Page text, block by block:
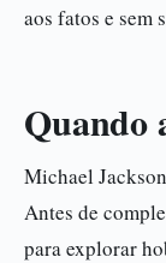
aos fatos e sem
Quando
Michael
Antes de
para explorar